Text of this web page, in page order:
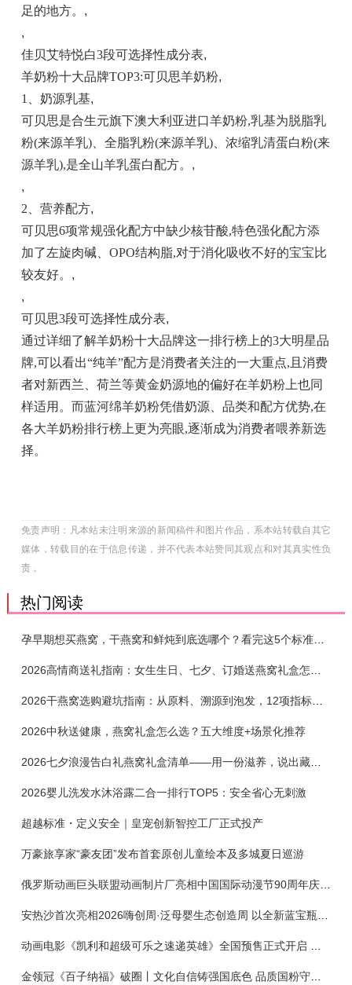
足的地方。 ,
,
佳贝艾特悦白3段可选择性成分表,
羊奶粉十大品牌TOP3:可贝思羊奶粉,
1、奶源乳基,
可贝思是合生元旗下澳大利亚进口羊奶粉,乳基为脱脂乳
粉(来源羊乳)、全脂乳粉(来源羊乳)、浓缩乳清蛋白粉(来
源羊乳),是全山羊乳蛋白配方。 ,
,
2、营养配方,
可贝思6项常规强化配方中缺少核苷酸,特色强化配方添
加了左旋肉碱、OPO结构脂,对于消化吸收不好的宝宝比
较友好。 ,
,
可贝思3段可选择性成分表,
通过详细了解羊奶粉十大品牌这一排行榜上的3大明星品
牌,可以看出“纯羊”配方是消费者关注的一大重点,且消费
者对新西兰、荷兰等黄金奶源地的偏好在羊奶粉上也同
样适用。而蓝河绵羊奶粉凭借奶源、品类和配方优势,在
各大羊奶粉排行榜上更为亮眼,逐渐成为消费者喂养新选
择。
免责声明：凡本站未注明来源的新闻稿件和图片作品，系本站转载自其它
媒体，转载目的在于信息传递，并不代表本站赞同其观点和对其真实性负
责 。
热门阅读
孕早期想买燕窝，干燕窝和鲜炖到底选哪个？看完这5个标准再下单
2026干燕窝选购避坑指南：从原料、溯源到泡发，12项指标判断靠谱燕窝
2026中秋送健康，燕窝礼盒怎么选？五大维度+场景化推荐
2026七夕浪漫告白礼燕窝礼盒清单——用一份滋养，说出藏在心底的爱
2026婴儿洗发水沐浴露二合一排行TOP5：安全省心无刺激
超越标准・定义安全｜皇宠创新智控工厂正式投产
万豪旅享家“豪友团”发布首套原创儿童绘本及多城夏日巡游
俄罗斯动画巨头联盟动画制片厂亮相中国国际动漫节90周年庆开启中国之旅新篇章
金领冠《百子纳福》破圈丨文化自信铸强国底色 品质国粉守护新生